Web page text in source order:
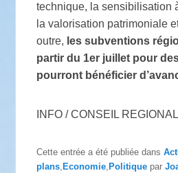
technique, la sensibilisation
la valorisation patrimoniale
outre, les subventions
partir du 1er juillet pour
pourront bénéficier
INFO / CONSEIL REGIONAL
Cette entrée a été publiée dans
plans, Economie, Politique par